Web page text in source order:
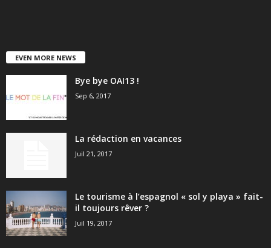
EVEN MORE NEWS
Bye bye OAI13 !
Sep 6, 2017
La rédaction en vacances
Juil 21, 2017
Le tourisme à l’espagnol « sol y playa » fait-
il toujours rêver ?
Juil 19, 2017